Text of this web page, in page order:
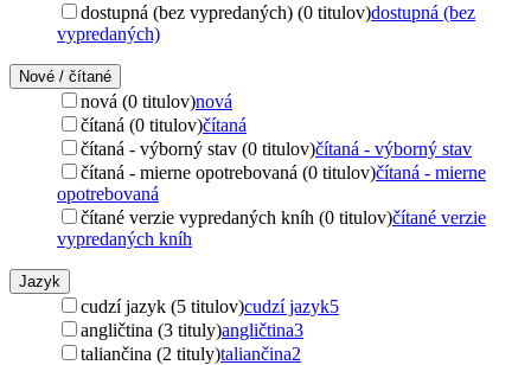
dostupná (bez vypredaných) (0 titulov)dostupná (bez
vypredaných)
Nové / čítané
nová (0 titulov)nová
čítaná (0 titulov)čítaná
čítaná - výborný stav (0 titulov)čítaná - výborný stav
čítaná - mierne opotrebovaná (0 titulov)čítaná - mierne
opotrebovaná
čítané verzie vypredaných kníh (0 titulov)čítané verzie
vypredaných kníh
Jazyk
cudzí jazyk (5 titulov)cudzí jazyk5
angličtina (3 tituly)angličtina3
taliančina (2 tituly)taliančina2